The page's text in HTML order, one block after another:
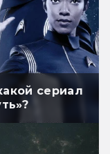
сериал